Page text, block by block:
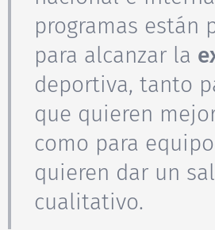
programas están
para alcanzar la
deportiva, tanto
que quieren
como para
quieren dar un
cualitativo.